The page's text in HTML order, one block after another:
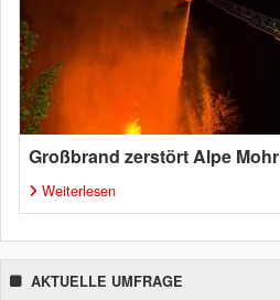
Großbrand zerstört Alpe Mohr
Weiterlesen
AKTUELLE UMFRAGE